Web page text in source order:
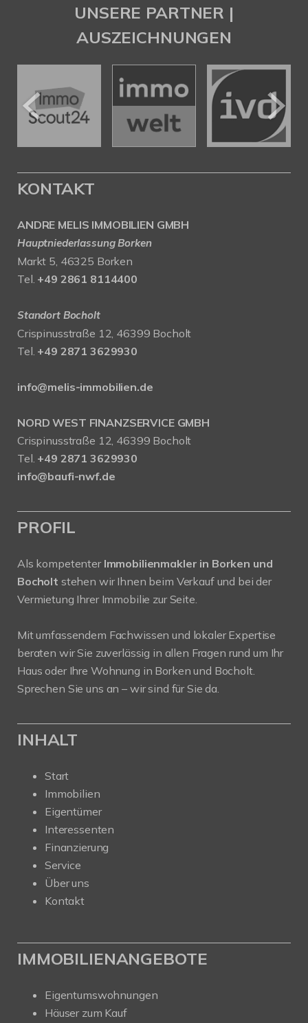
UNSERE PARTNER |
AUSZEICHNUNGEN
KONTAKT
ANDRE MELIS IMMOBILIEN GMBH
Hauptniederlassung Borken
Markt 5, 46325 Borken
Tel. +49 2861 8114400
Standort Bocholt
Crispinusstraße 12, 46399 Bocholt
Tel. +49 2871 3629930
info@melis-immobilien.de
NORD WEST FINANZSERVICE GMBH
Crispinusstraße 12, 46399 Bocholt
Tel. +49 2871 3629930
info@baufi-nwf.de
PROFIL
Als kompetenter Immobilienmakler in Borken und
Bocholt stehen wir Ihnen beim Verkauf und bei der
Vermietung Ihrer Immobilie zur Seite.
Mit umfassendem Fachwissen und lokaler Expertise
beraten wir Sie zuverlässig in allen Fragen rund um Ihr
Haus oder Ihre Wohnung in Borken und Bocholt.
Sprechen Sie uns an – wir sind für Sie da.
INHALT
Start
Immobilien
Eigentümer
Interessenten
Finanzierung
Service
Über uns
Kontakt
IMMOBILIENANGEBOTE
Eigentumswohnungen
Häuser zum Kauf